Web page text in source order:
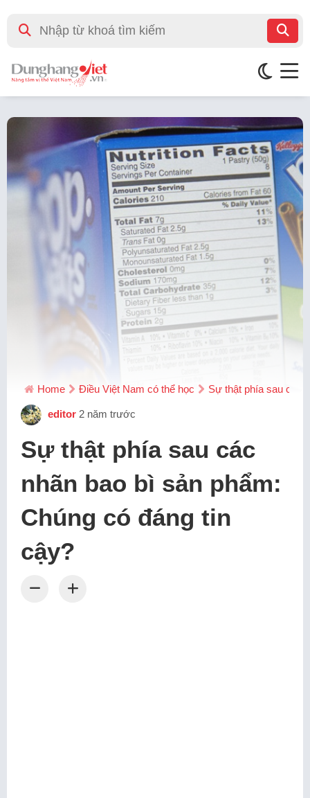
Home Điều Việt Nam có thể học Sự thật phía sau các
editor 2 năm trước
Sự thật phía sau các
nhãn bao bì sản phẩm:
Chúng có đáng tin
cậy?